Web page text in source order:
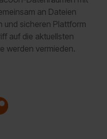
an Dateien
und sicheren Plattform
auf die aktuellsten
werden vermieden.